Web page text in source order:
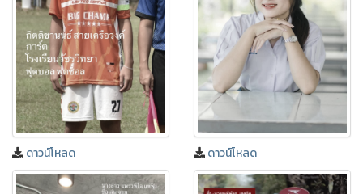
ดาวน์โหลด ดาวน์โหลด